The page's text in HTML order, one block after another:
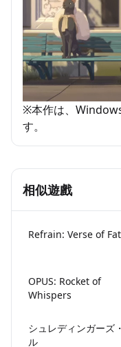
※本作は、
す。
相似遊戲
Refrain: Verse of
OPUS: Rocket of
Whispers
シュレディンガーズ
ル